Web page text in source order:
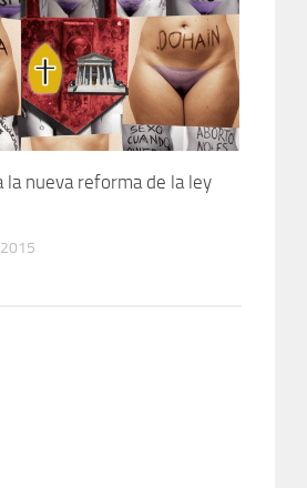
la nueva reforma de la ley